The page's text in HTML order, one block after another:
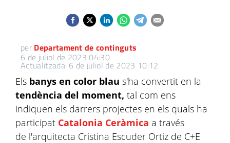
per Departament de continguts
6 de juliol de 2023 04:30
Actualitzada: 6 de juliol de 2023 10:12
Els banys en color blau s'ha convertit en la
tendència del moment, tal com ens
indiquen els darrers projectes en els quals ha
participat Catalonia Ceràmica a través
de l'arquitecta Cristina Escuder Ortiz de C+E